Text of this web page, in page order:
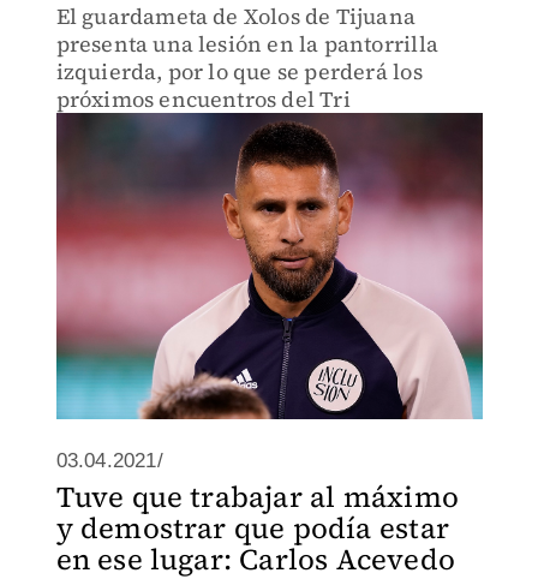
El guardameta de Xolos de Tijuana
presenta una lesión en la pantorrilla
izquierda, por lo que se perderá los
próximos encuentros del Tri
03.04.2021/
Tuve que trabajar al máximo
y demostrar que podía estar
en ese lugar: Carlos Acevedo